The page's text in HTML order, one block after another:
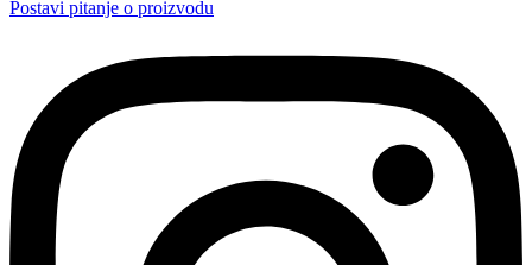
Postavi pitanje o proizvodu